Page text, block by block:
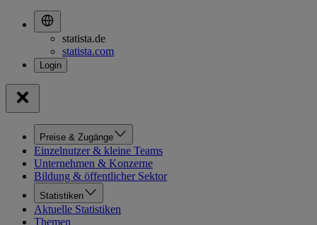
statista.de
statista.com
Preise & Zugänge
Einzelnutzer & kleine Teams
Unternehmen & Konzerne
Bildung & öffentlicher Sektor
Statistiken
Aktuelle Statistiken
Themen